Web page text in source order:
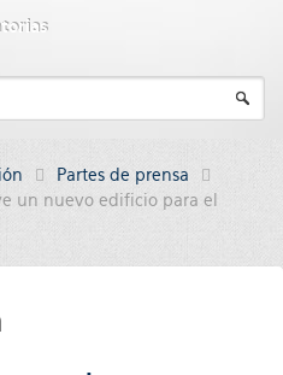
Partes de prensa
un nuevo edificio para el